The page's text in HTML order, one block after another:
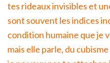
tes rideaux invisibles et
sont souvent les indices
condition humaine que je
mais elle parle, du